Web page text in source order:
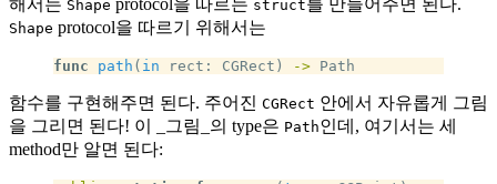
Shape struct
Shape protocol을 따르기 위해서는
func path ( in rect: CGRect) -> Path
함수를 구현해주면 된다. 주어진 CGRect 안에서 자유롭게 그림
을 그리면 된다! 이 _그림_의 type은 Path인데, 여기서는 세
method만 알면 된다: